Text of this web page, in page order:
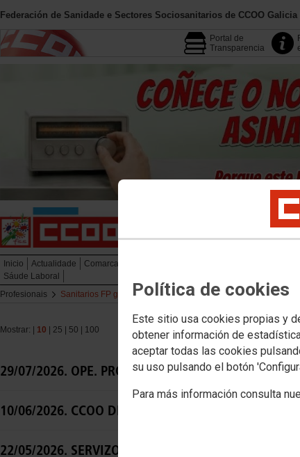
Política de cookies
Este sitio usa cookies propias y
obtener información de
aceptar todas las cookies
su uso pulsando el botón
Para más información consulta
Federación de Sanidade e Sectores Sociosanitarios de CCOO Galicia
Portal de
Transparencia
Inicio Actualidade Comarcas
Sáude Laboral
Profesionais
Sanitarios FP grado superior
Mostrar: | 10 25 50 100
29/07/2026. OPE. PRÓXIMAS PUBLICACIÓNS DOG
10/06/2026. CCOO DESCONVOCA A FOLGA DO 15
22/05/2026. SERVIZOS MÍNIMOS FOLGA TÉCNICOS/